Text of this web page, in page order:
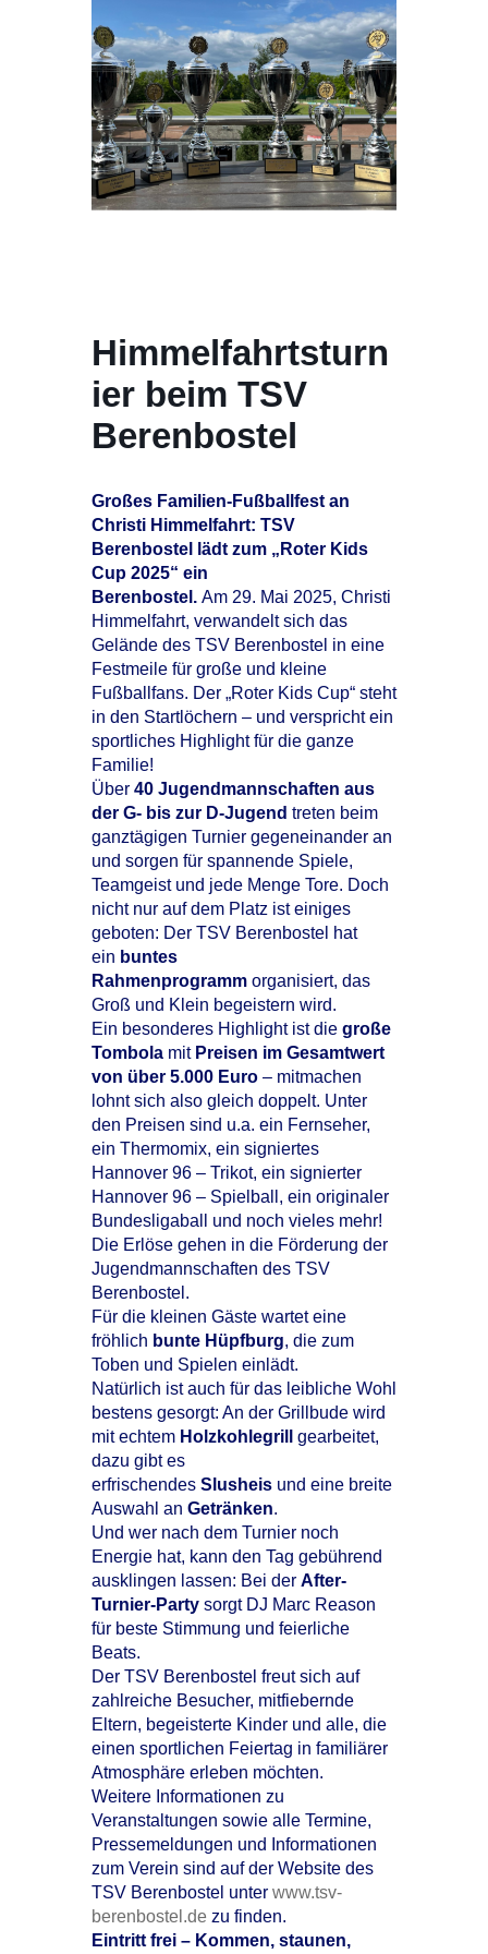
Himmelfahrtsturn
ier beim TSV
Berenbostel
Großes Familien-Fußballfest an
Christi Himmelfahrt: TSV
Berenbostel lädt zum „Roter Kids
Cup 2025“ ein
Berenbostel. Am 29. Mai 2025, Christi
Himmelfahrt, verwandelt sich das
Gelände des TSV Berenbostel in eine
Festmeile für große und kleine
Fußballfans. Der „Roter Kids Cup“ steht
in den Startlöchern – und verspricht ein
sportliches Highlight für die ganze
Familie!
Über 40 Jugendmannschaften aus
der G- bis zur D-Jugend treten beim
ganztägigen Turnier gegeneinander an
und sorgen für spannende Spiele,
Teamgeist und jede Menge Tore. Doch
nicht nur auf dem Platz ist einiges
geboten: Der TSV Berenbostel hat
ein buntes
Rahmenprogramm organisiert, das
Groß und Klein begeistern wird.
Ein besonderes Highlight ist die große
Tombola mit Preisen im Gesamtwert
von über 5.000 Euro – mitmachen
lohnt sich also gleich doppelt. Unter
den Preisen sind u.a. ein Fernseher,
ein Thermomix, ein signiertes
Hannover 96 – Trikot, ein signierter
Hannover 96 – Spielball, ein originaler
Bundesligaball und noch vieles mehr!
Die Erlöse gehen in die Förderung der
Jugendmannschaften des TSV
Berenbostel.
Für die kleinen Gäste wartet eine
fröhlich bunte Hüpfburg, die zum
Toben und Spielen einlädt.
Natürlich ist auch für das leibliche Wohl
bestens gesorgt: An der Grillbude wird
mit echtem Holzkohlegrill
gearbeitet,
dazu gibt es
erfrischendes Slusheis und eine breite
Auswahl an Getränken.
Und wer nach dem Turnier noch
Energie hat, kann den Tag gebührend
ausklingen lassen: Bei der After-
Turnier-Party sorgt DJ Marc Reason
für beste Stimmung und feierliche
Beats.
Der TSV Berenbostel freut sich auf
zahlreiche Besucher, mitfiebernde
Eltern, begeisterte Kinder und alle, die
einen sportlichen Feiertag in familiärer
Atmosphäre erleben möchten.
Weitere Informationen zu
Veranstaltungen sowie alle Termine,
Pressemeldungen und Informationen
zum Verein sind auf der Website des
TSV Berenbostel unter www.tsv-
berenbostel.de zu finden.
Eintritt frei – Kommen, staunen,